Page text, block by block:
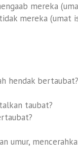
mereka
mereka (umat
hendak bertaubat?
taubat?
umur,